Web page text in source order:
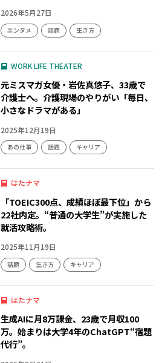
2026年5月27日
エンタメ 話題 生き方
WORK LIFE THEATER
元ミスマガ女優・岩佐真悠子、33歳で
介護士へ。介護現場のやりがい「毎日、
小さなドラマがある」
2025年12月19日
あの仕事 話題 キャリア
はたナマ
「TOEIC300点、成績ほぼ最下位」から
22社内定。“普通の大学生”が実施した
就活攻略術。
2025年11月19日
話題 生き方 キャリア
はたナマ
生成AIに月8万課金、23歳で月収100
万。始まりは大学4年のChatGPT“宿題
代行”。